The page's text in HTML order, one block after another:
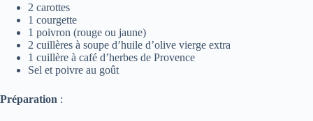
2 carottes
1 courgette
1 poivron (rouge ou jaune)
2 cuillères à soupe d’huile d’olive vierge extra
1 cuillère à café d’herbes de Provence
Sel et poivre au goût
Préparation :